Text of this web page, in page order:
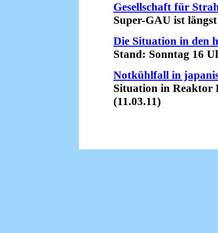
Gesellschaft für
Super-GAU ist längst
Die Situation in den
Stand: Sonntag 16
Notkühlfall in
Situation in Reaktor
(11.03.11)